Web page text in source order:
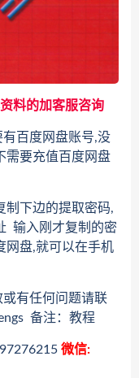
料的加客服咨询
百度网盘账号,没
需要充值百度网盘
制下边的提取密码,
输入刚才复制的密
网盘,就可以在手机
有任何问题请联
备注：教程
微信: